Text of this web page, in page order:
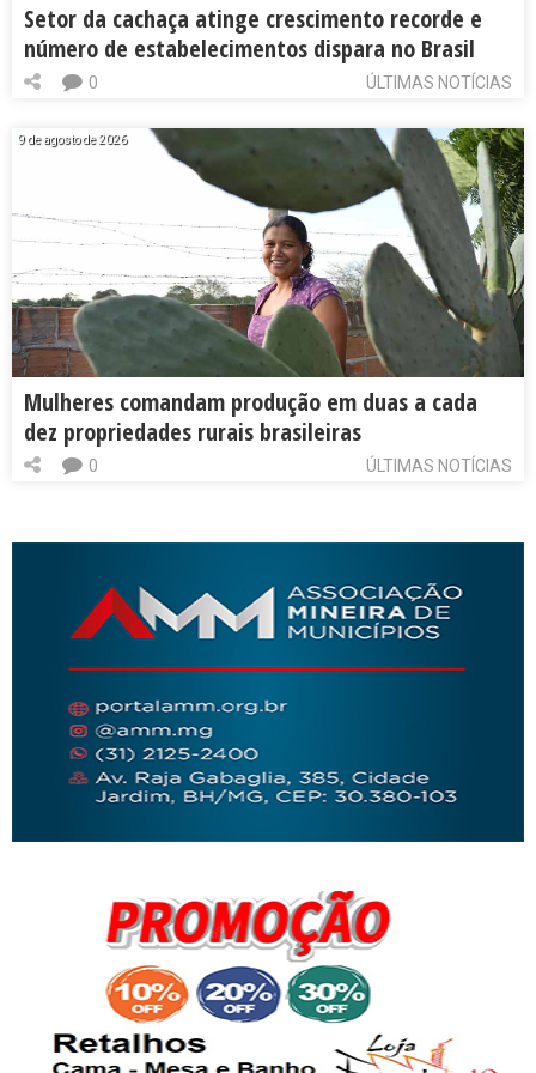
Setor da cachaça atinge crescimento recorde e
número de estabelecimentos dispara no Brasil
ÚLTIMAS NOTÍCIAS
0
9 de agosto de 2026
Mulheres comandam produção em duas a cada
dez propriedades rurais brasileiras
ÚLTIMAS NOTÍCIAS
0